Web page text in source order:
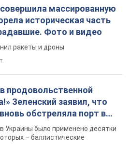
массированную
историческая часть
Фото и видео
ракеты и дроны
продовольственной
Зеленский заявил, что
обстреляла порт в
Украины было применено десятки
– баллистические